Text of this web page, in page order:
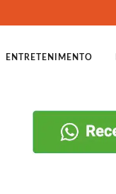
ENTRETENIMENTO